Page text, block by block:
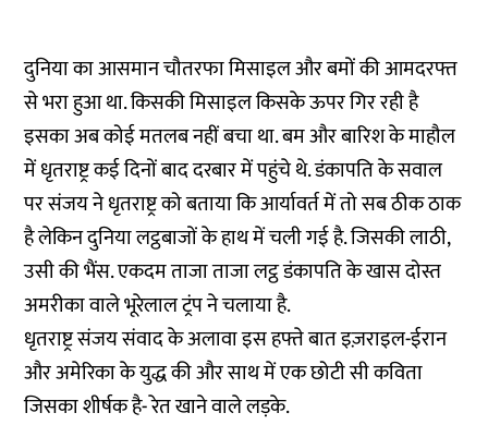
दुनिया का आसमान चौतरफा मिसाइल और बमों की आमदरफ्त
से भरा हुआ था. किसकी मिसाइल किसके ऊपर गिर रही है
इसका अब कोई मतलब नहीं बचा था. बम और बारिश के माहौल
में धृतराष्ट्र कई दिनों बाद दरबार में पहुंचे थे. डंकापति के सवाल
पर संजय ने धृतराष्ट्र को बताया कि आर्यावर्त में तो सब ठीक ठाक
है लेकिन दुनिया लट्ठबाजों के हाथ में चली गई है. जिसकी लाठी,
उसी की भैंस. एकदम ताजा ताजा लट्ठ डंकापति के खास दोस्त
अमरीका वाले भूरेलाल ट्रंप ने चलाया है.
धृतराष्ट्र संजय संवाद के अलावा इस हफ्ते बात इज़राइल-ईरान
और अमेरिका के युद्ध की और साथ में एक छोटी सी कविता
जिसका शीर्षक है- रेत खाने वाले लड़के.